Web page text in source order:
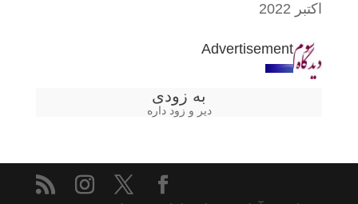
اکتبر 2022
Advertisement
به زودی
دیر و زود داره